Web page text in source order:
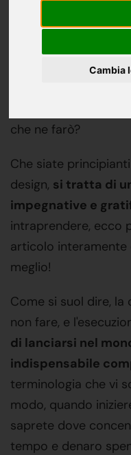
Cambia
per la vostra casa:
che ne farò?
Che siate
design, si tratta di
impegnative e
intraprendere, ecco
articolo
meglio!
Come si suol dire, la
non fare, e
di lanciarsi nel
indispensabile
terminologia che vi
modo, quando
saprete dove
tempo e denaro